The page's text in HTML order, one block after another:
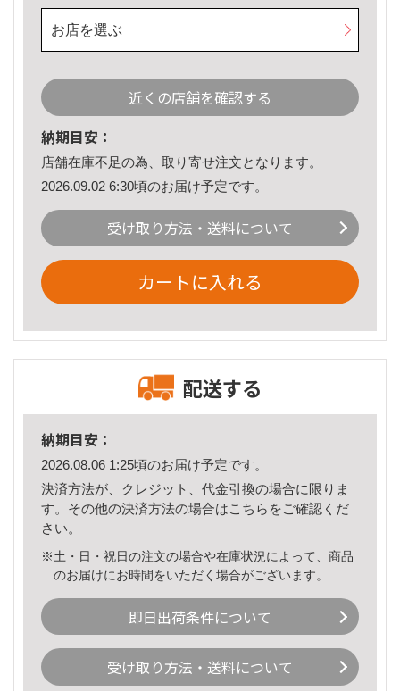
お店を選ぶ
近くの店舗を確認する
納期目安：
店舗在庫不足の為、取り寄せ注文となります。
2026.09.02 6:30頃のお届け予定です。
受け取り方法・送料について
カートに入れる
配送する
納期目安：
2026.08.06 1:25頃のお届け予定です。
決済方法が、クレジット、代金引換の場合に限りま
す。その他の決済方法の場合はこちら をご確認くだ
さい。
※土・日・祝日の注文の場合や在庫状況によって、商品
のお届けにお時間をいただく場合がございます。
即日出荷条件について
受け取り方法・送料について